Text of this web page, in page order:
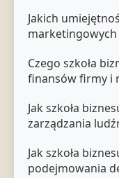
Jakich
marketingowych
Czego szkoła
finansów firmy i
Jak szkoła
zarządzania
Jak szkoła
podejmowania